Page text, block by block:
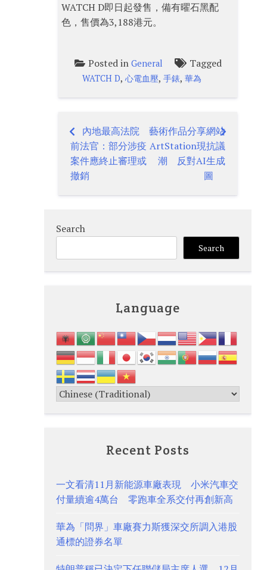
WATCH D即日起發售，備有曜石黑配
色，售價為3,188港元。
Posted in General Tagged
WATCH D,心電血壓,手錶,華為
Post
navigation
內地最高法院
前法官：部分涉疫
案件應終止審理或
撤銷
藝術作品分享網站
ArtStation現抗議
潮 反對AI生成
圖
Search
Search
Language
Recent Posts
一文看清11月新能源車廠表現 小米汽車交
付量續逾4萬台 零跑車全系交付再創新高
華為「問界」車廠賽力斯獲深交所調入港股
通標的證券名單